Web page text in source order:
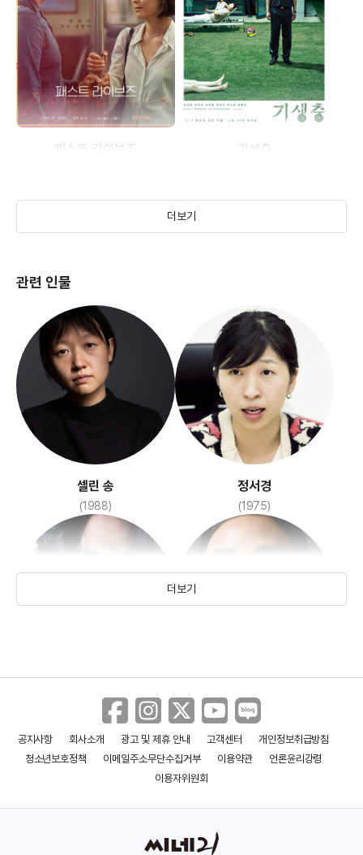
패스트 라이브즈 기생충
더보기
관련 인물
셀린 송
(1988)
정서경
(1975)
유태오
(1981)
그레타 리
(1983)
더보기
공지사항 회사소개 광고 및 제휴 안내 고객센터
개인정보취급방침
청소년보호정책
이메일주소무단수집거부 이용약관
언론윤리강령
이용자위원회